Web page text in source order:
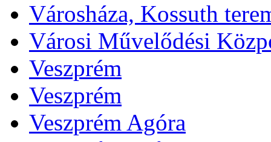
Városháza, Kossuth
Városi Művelődési
Veszprém
Veszprém
Veszprém Agóra